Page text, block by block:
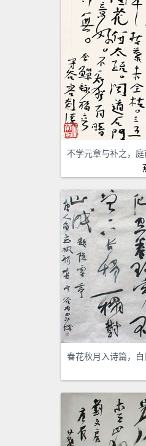
不学元章与补之，
春花秋月入诗篇，